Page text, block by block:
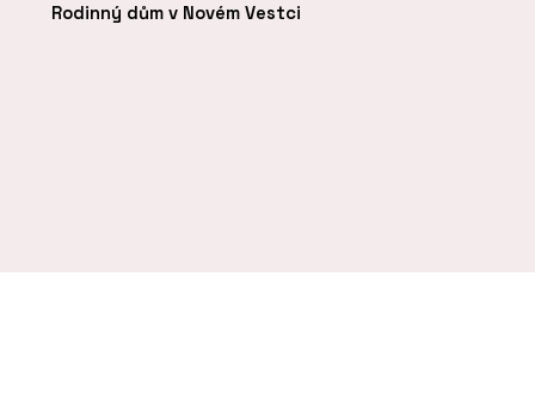
Rodinný dům v Novém Vestci